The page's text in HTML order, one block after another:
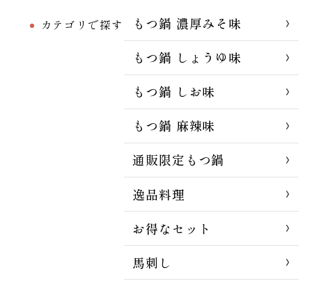
カテゴリで探す
もつ鍋 濃厚みそ味
もつ鍋 しょうゆ味
もつ鍋 しお味
もつ鍋 麻辣味
通販限定もつ鍋
逸品料理
お得なセット
馬刺し